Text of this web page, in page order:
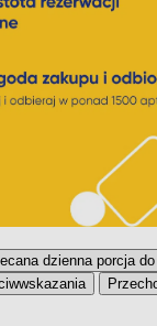
dzienna porcja